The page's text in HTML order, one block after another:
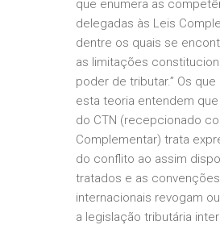
que enumera as
delegadas às Leis
dentre os quais se
as limitações
poder de tributar.” Os
esta teoria entendem
do CTN (recepcionado
Complementar) trata
do conflito ao assim
tratados e as convenções
internacionais revogam
a legislação tributária